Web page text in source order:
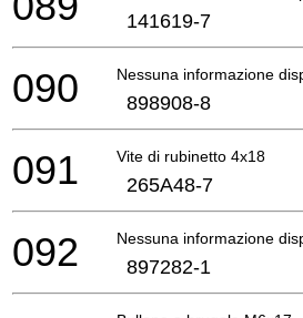
141619-7
Nessuna informazione
090 898908-8
Vite di rubinetto 4x18
091 265A48-7
Nessuna informazione
092 897282-1